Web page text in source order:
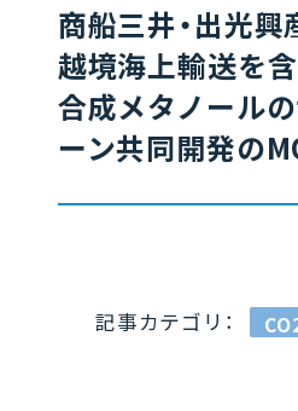
商船三井・出光興
越境海上輸送を
合成メタノール
ーン共同開発の
記事カテゴリ：